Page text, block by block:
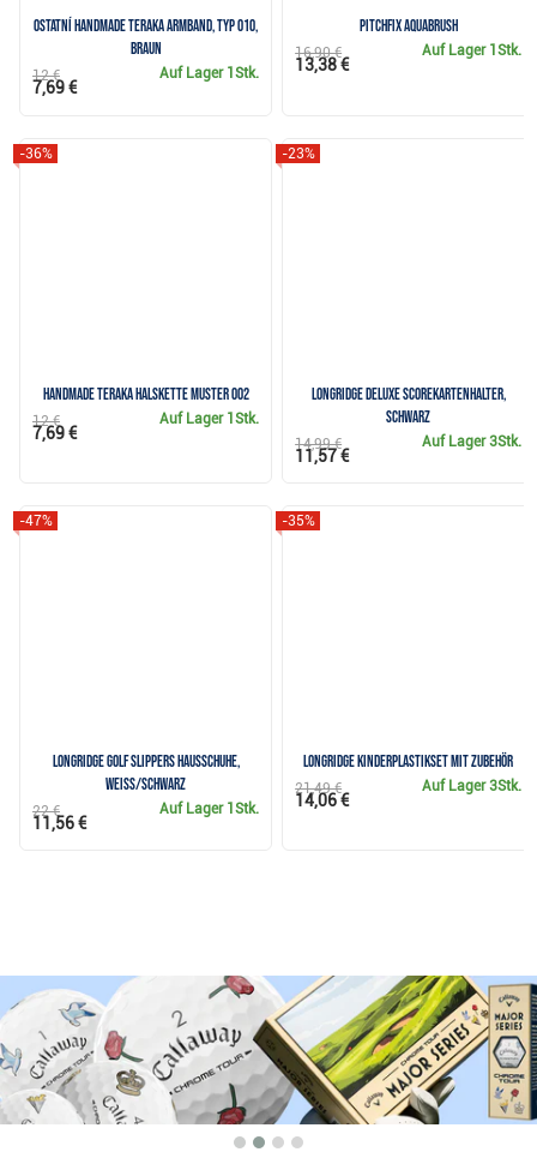
Ostatní Handmade Teraka Armband, Typ 010,
braun
Auf Lager 1Stk.
12 €
7,69 €
Pitchfix Aquabrush
Auf Lager 1Stk.
16,90 €
13,38 €
Handmade Teraka Halskette Muster 002
-36%
Auf Lager 1Stk.
12 €
7,69 €
Longridge Deluxe Scorekartenhalter,
schwarz
-23%
Auf Lager3Stk.
14,99 €
11,57 €
Longridge Golf Slippers Hausschuhe,
weiss/schwarz
-47%
Auf Lager 1Stk.
22 €
11,56 €
Longridge Kinderplastikset mit Zubehör
-35%
Auf Lager3Stk.
21,49 €
14,06 €